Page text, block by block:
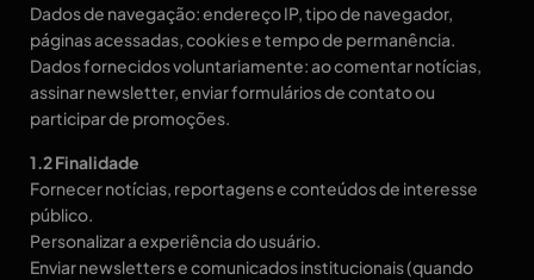
Dados de navegação: endereço IP, tipo de navegador,
páginas acessadas, cookies e tempo de permanência.
Dados fornecidos voluntariamente: ao comentar notícias,
assinar newsletter, enviar formulários de contato ou
participar de promoções.
1.2 Finalidade
Fornecer notícias, reportagens e conteúdos de interesse
público.
Personalizar a experiência do usuário.
Enviar newsletters e comunicados institucionais (quando